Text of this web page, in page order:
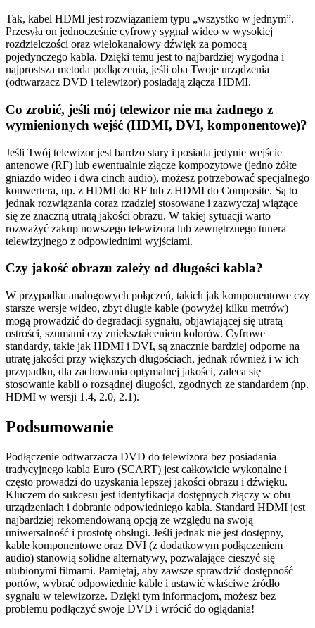
Tak, kabel HDMI jest rozwiązaniem typu „wszystko w jednym”.
Przesyła on jednocześnie cyfrowy sygnał wideo w wysokiej
rozdzielczości oraz wielokanałowy dźwięk za pomocą
pojedynczego kabla. Dzięki temu jest to najbardziej wygodna i
najprostsza metoda podłączenia, jeśli oba Twoje urządzenia
(odtwarzacz DVD i telewizor) posiadają złącza HDMI.
Co zrobić, jeśli mój telewizor nie ma żadnego z
wymienionych wejść (HDMI, DVI, komponentowe)?
Jeśli Twój telewizor jest bardzo stary i posiada jedynie wejście
antenowe (RF) lub ewentualnie złącze kompozytowe (jedno żółte
gniazdo wideo i dwa cinch audio), możesz potrzebować specjalnego
konwertera, np. z HDMI do RF lub z HDMI do Composite. Są to
jednak rozwiązania coraz rzadziej stosowane i zazwyczaj wiążące
się ze znaczną utratą jakości obrazu. W takiej sytuacji warto
rozważyć zakup nowszego telewizora lub zewnętrznego tunera
telewizyjnego z odpowiednimi wyjściami.
Czy jakość obrazu zależy od długości kabla?
W przypadku analogowych połączeń, takich jak komponentowe czy
starsze wersje wideo, zbyt długie kable (powyżej kilku metrów)
mogą prowadzić do degradacji sygnału, objawiającej się utratą
ostrości, szumami czy zniekształceniem kolorów. Cyfrowe
standardy, takie jak HDMI i DVI, są znacznie bardziej odporne na
utratę jakości przy większych długościach, jednak również i w ich
przypadku, dla zachowania optymalnej jakości, zaleca się
stosowanie kabli o rozsądnej długości, zgodnych ze standardem (np.
HDMI w wersji 1.4, 2.0, 2.1).
Podsumowanie
Podłączenie odtwarzacza DVD do telewizora bez posiadania
tradycyjnego kabla Euro (SCART) jest całkowicie wykonalne i
często prowadzi do uzyskania lepszej jakości obrazu i dźwięku.
Kluczem do sukcesu jest identyfikacja dostępnych złączy w obu
urządzeniach i dobranie odpowiedniego kabla. Standard HDMI jest
najbardziej rekomendowaną opcją ze względu na swoją
uniwersalność i prostotę obsługi. Jeśli jednak nie jest dostępny,
kable komponentowe oraz DVI (z dodatkowym podłączeniem
audio) stanowią solidne alternatywy, pozwalające cieszyć się
ulubionymi filmami. Pamiętaj, aby zawsze sprawdzić dostępność
portów, wybrać odpowiednie kable i ustawić właściwe źródło
sygnału w telewizorze. Dzięki tym informacjom, możesz bez
problemu podłączyć swoje DVD i wrócić do oglądania!